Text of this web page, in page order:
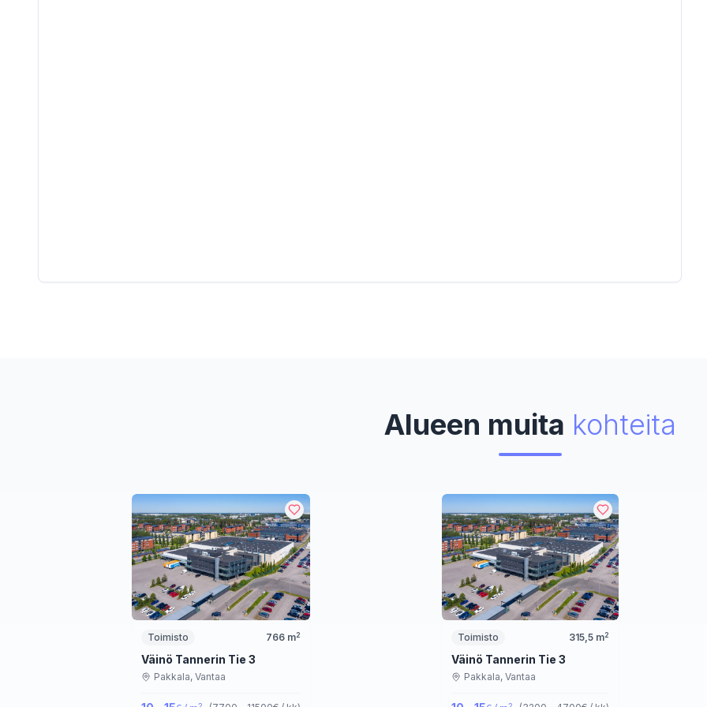
Alueen muita kohteita
Toimisto 766 m2
Väinö Tannerin Tie 3
Pakkala, Vantaa
Toimisto 315,5 m2
Väinö Tannerin Tie 3
Pakkala, Vantaa